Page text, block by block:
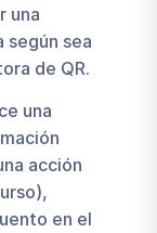
una
según sea
de QR.
una
acción
en el